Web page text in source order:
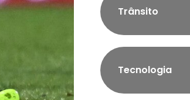
Trânsito
Tecnologia